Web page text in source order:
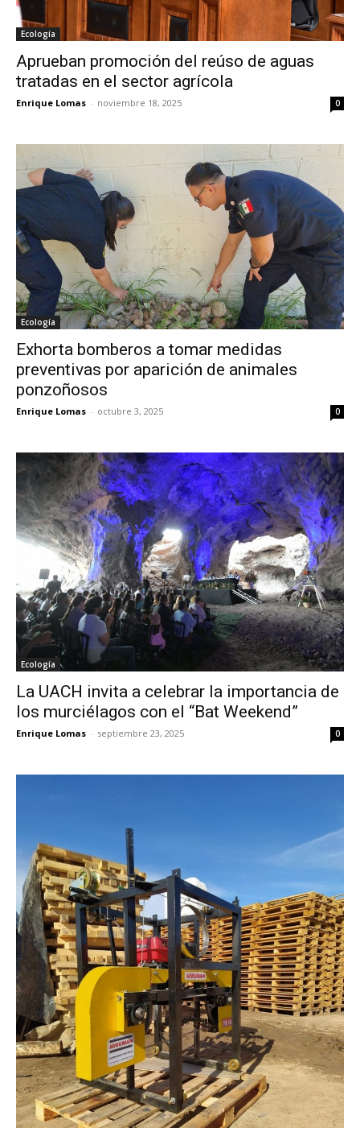
Ecología
Aprueban promoción del reúso de aguas
tratadas en el sector agrícola
Enrique Lomas - noviembre 18, 2025 0
Ecología
Exhorta bomberos a tomar medidas
preventivas por aparición de animales
ponzoñosos
Enrique Lomas - octubre 3, 2025 0
Ecología
La UACH invita a celebrar la importancia de
los murciélagos con el “Bat Weekend”
Enrique Lomas - septiembre 23, 2025 0